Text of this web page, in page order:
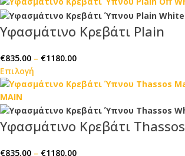
Υφασμάτινο Κρεβάτι Plain
€835.00 – €1180.00
Επιλογή
Υφασμάτινο Κρεβάτι Thassos
€835.00 – €1180.00